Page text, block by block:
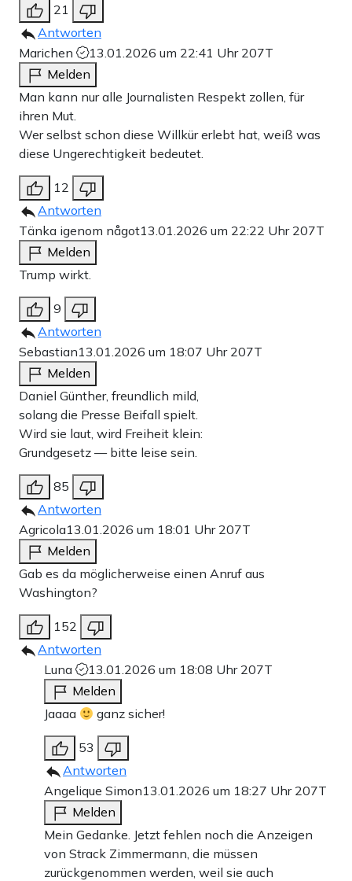
21
Antworten
Marichen
13.01.2026 um 22:41 Uhr 207T
Melden
Man kann nur alle Journalisten Respekt zollen, für
ihren Mut.
Wer selbst schon diese Willkür erlebt hat, weiß was
diese Ungerechtigkeit bedeutet.
12
Antworten
Tänka igenom något13.01.2026 um 22:22 Uhr 207T
Melden
Trump wirkt.
9
Antworten
Sebastian13.01.2026 um 18:07 Uhr 207T
Melden
Daniel Günther, freundlich mild,
solang die Presse Beifall spielt.
Wird sie laut, wird Freiheit klein:
Grundgesetz — bitte leise sein.
85
Antworten
Agricola13.01.2026 um 18:01 Uhr 207T
Melden
Gab es da möglicherweise einen Anruf aus
Washington?
152
Antworten
Luna
13.01.2026 um 18:08 Uhr 207T
Melden
Jaaaa
ganz sicher!
53
Antworten
Angelique Simon13.01.2026 um 18:27 Uhr 207T
Melden
Mein Gedanke. Jetzt fehlen noch die Anzeigen
von Strack Zimmermann, die müssen
zurückgenommen werden, weil sie auch